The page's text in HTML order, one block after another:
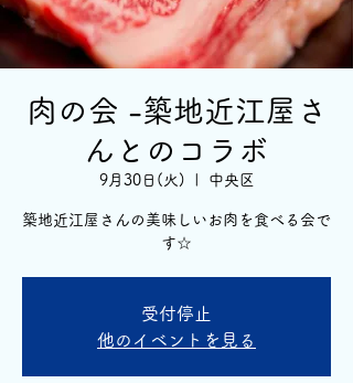
肉の会 -築地近江屋さ
んとのコラボ
9月30日(火) 中央区
築地近江屋さんの美味しいお肉を食べる会で
す☆
受付停止
他のイベントを見る